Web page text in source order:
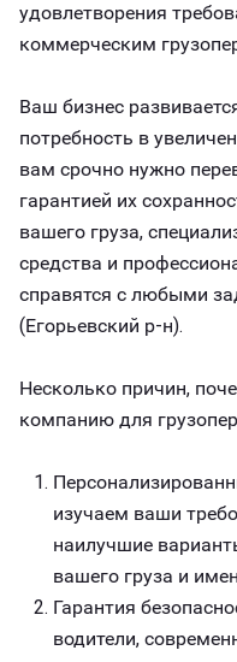
удовлетворения
коммерческим
Ваш бизнес
потребность в
вам срочно нужно
гарантией их
вашего груза,
средства и
справятся с любыми
(Егорьевский р-н).
Несколько причин,
компанию для
изучаем ваши
наилучшие
вашего груза и
Гарантия
водители,